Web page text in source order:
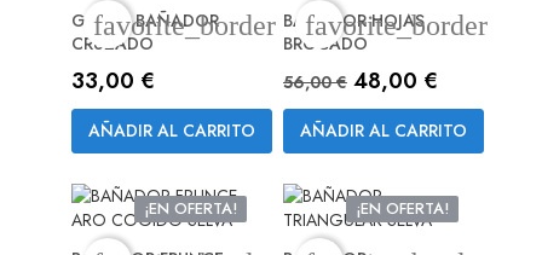
GISELA BAÑADOR
CRUZADO
Precio
33,00 €
AÑADIR AL CARRITO
favorite_border
-8,00 €
BAÑADOR HOJAS
BROCADO
Precio base
56,00 € Precio
48,00 €
AÑADIR AL CARRITO
favorite_border
¡EN OFERTA!
¡EN OFERTA!